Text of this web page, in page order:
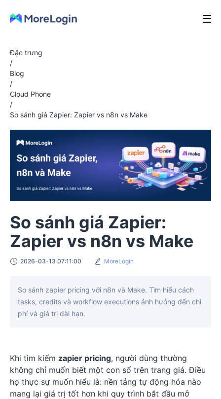
Đặc trưng
/
Blog
/
Cloud Phone
/
So sánh giá Zapier: Zapier vs n8n vs Make
So sánh giá Zapier:
Zapier vs n8n vs Make
2026-03-13 07:11:00 MoreLogin
So sánh zapier pricing với n8n và Make. Tìm hiểu cách
tasks, credits và workflow executions ảnh hưởng đến chi
phí và giá trị dài hạn.
Khi tìm kiếm zapier pricing, người dùng thường
không chỉ muốn biết một con số trên trang giá. Điều
họ thực sự muốn hiểu là: nền tảng tự động hóa nào
mang lại giá trị tốt hơn khi quy trình bắt đầu mở